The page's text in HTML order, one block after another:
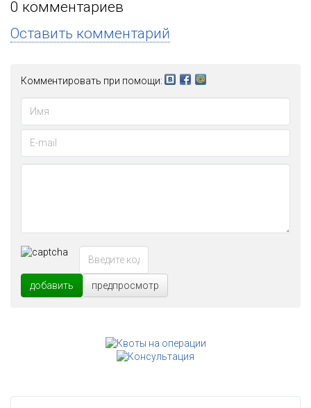
0 комментариев
Оставить комментарий
Комментировать при помощи:
добавить предпросмотр